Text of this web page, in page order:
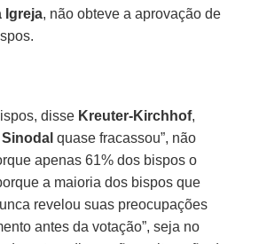
Igreja, não obteve a aprovação de
disse Kreuter-Kirchhof,
quase fracassou”, não
apenas 61% dos bispos o
a maioria dos bispos que
revelou suas preocupações
antes da votação”, seja no